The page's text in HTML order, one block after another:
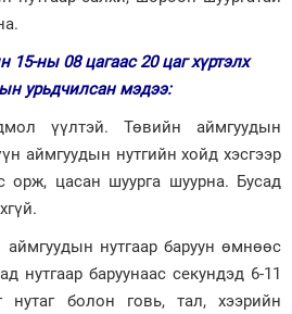
15-ны 08 цагаас 20 цаг хүртэлх
урьдчилсан мэдээ:
үүлтэй. Төвийн аймгуудын
аймгуудын нутгийн хойд хэсгээр
орж, цасан шуурга шуурна. Бусад
нутгаар баруун өмнөөс
нутгаар баруунаас секундэд 6-11
нутаг болон говь, тал, хээрийн